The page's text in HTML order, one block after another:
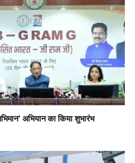
अभियान का किया शुभारंभ